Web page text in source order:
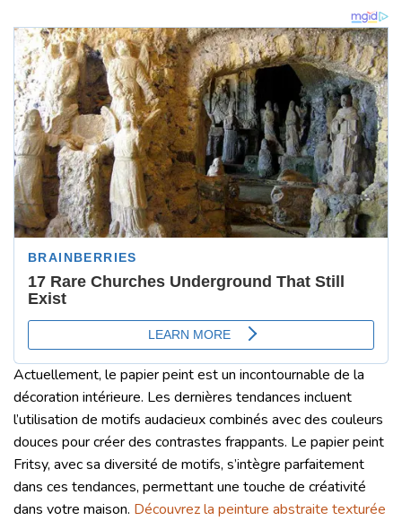
Actuellement, le papier peint est un incontournable de la
décoration intérieure. Les dernières tendances incluent
l’utilisation de motifs audacieux combinés avec des couleurs
douces pour créer des contrastes frappants. Le papier peint
Fritsy, avec sa diversité de motifs, s’intègre parfaitement
dans ces tendances, permettant une touche de créativité
dans votre maison. Découvrez la peinture abstraite texturée